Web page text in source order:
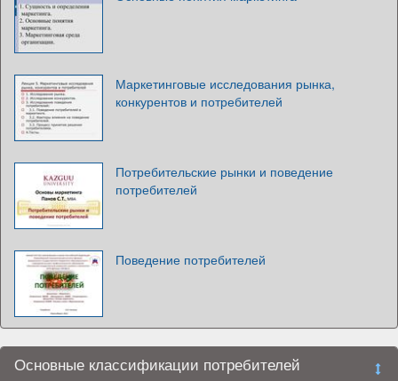
Маркетинговые исследования рынка,
конкурентов и потребителей
Потребительские рынки и поведение
потребителей
Поведение потребителей
Основные классификации потребителей